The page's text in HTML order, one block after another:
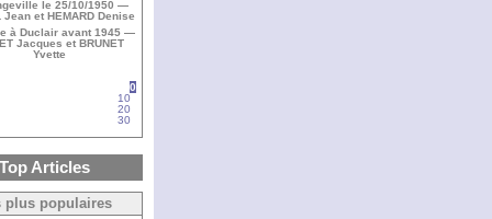
le 25/10/1950 —
Jean et HEMARD Denise
à Duclair avant 1945 —
Jacques et BRUNET
Yvette
0
10
20
30
Articles
plus populaires